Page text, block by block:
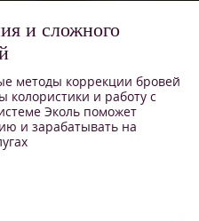
и сложного
методы коррекции бровей
колористики и работу с
Эколь поможет
и зарабатывать на